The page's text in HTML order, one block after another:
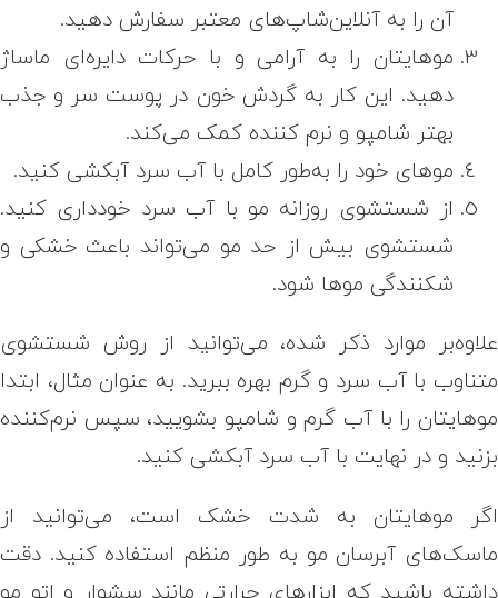
آن را به آنلاین‌شاپ‌های معتبر سفارش دهید.
موهایتان را به آرامی و با حرکات دایره‌ای ماساژ
دهید. این کار به گردش خون در پوست سر و جذب
بهتر شامپو و نرم کننده کمک می‌کند.
موهای خود را به‌طور کامل با آب سرد آبکشی کنید.
از شستشوی روزانه مو با آب سرد خودداری کنید.
شستشوی بیش از حد مو می‌تواند باعث خشکی و
شکنندگی موها شود.
علاوه‌بر موارد ذکر شده، می‌توانید از روش شستشوی
متناوب با آب سرد و گرم بهره ببرید. به عنوان مثال، ابتدا
موهایتان را با آب گرم و شامپو بشویید، سپس نرم‌کننده
بزنید و در نهایت با آب سرد آبکشی کنید.
اگر موهایتان به شدت خشک است، می‌توانید از
ماسک‌های آبرسان مو به طور منظم استفاده کنید. دقت
داشته باشید که ابزارهای حرارتی مانند سشوار و اتو مو